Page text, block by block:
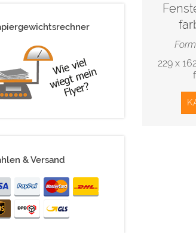
& Versand
229 x